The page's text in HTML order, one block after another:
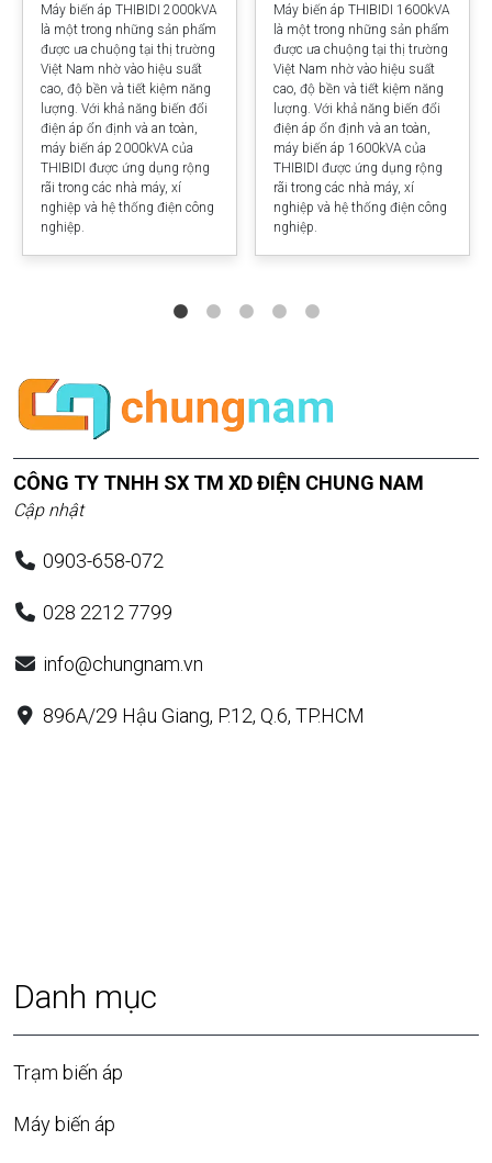
Máy biến áp THIBIDI 2000kVA
là một trong những sản phẩm
được ưa chuộng tại thị trường
Việt Nam nhờ vào hiệu suất
cao, độ bền và tiết kiệm năng
lượng. Với khả năng biến đổi
điện áp ổn định và an toàn,
máy biến áp 2000kVA của
THIBIDI được ứng dụng rộng
rãi trong các nhà máy, xí
nghiệp và hệ thống điện công
nghiệp.
Máy biến áp THIBIDI 1600kVA
là một trong những sản phẩm
được ưa chuộng tại thị trường
Việt Nam nhờ vào hiệu suất
cao, độ bền và tiết kiệm năng
lượng. Với khả năng biến đổi
điện áp ổn định và an toàn,
máy biến áp 1600kVA của
THIBIDI được ứng dụng rộng
rãi trong các nhà máy, xí
nghiệp và hệ thống điện công
nghiệp.
CÔNG TY TNHH SX TM XD ĐIỆN CHUNG NAM
Cập nhật
0903-658-072
028 2212 7799
info@chungnam.vn
896A/29 Hậu Giang, P.12, Q.6, TP.HCM
Danh mục
Trạm biến áp
Máy biến áp